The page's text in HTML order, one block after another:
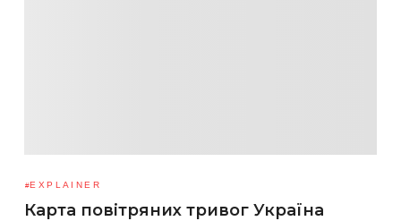
EXPLAINER
Карта повітряних тривог Україна